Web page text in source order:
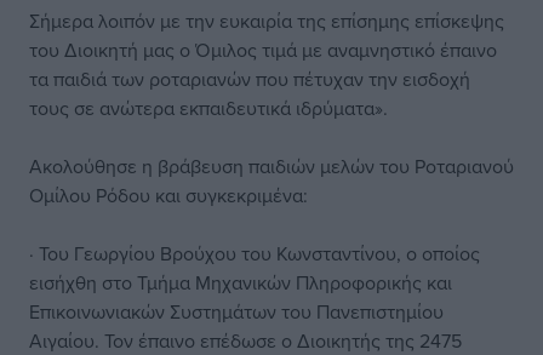
Σήμερα λοιπόν με την ευκαιρία της επίσημης επίσκεψης
του Διοικητή μας ο Όμιλος τιμά με αναμνηστικό έπαινο
τα παιδιά των ροταριανών που πέτυχαν την εισδοχή
τους σε ανώτερα εκπαιδευτικά ιδρύματα».
Ακολούθησε η βράβευση παιδιών μελών του Ροταριανού
Ομίλου Ρόδου και συγκεκριμένα:
· Του Γεωργίου Βρούχου του Κωνσταντίνου, ο οποίος
εισήχθη στο Τμήμα Μηχανικών Πληροφορικής και
Επικοινωνιακών Συστημάτων του Πανεπιστημίου
Αιγαίου. Τον έπαινο επέδωσε ο Διοικητής της 2475